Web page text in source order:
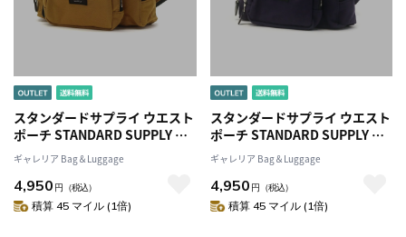
スタンダードサプライ ウエスト
ポーチ STANDARD SUPPLY ウ
エストバッグ SIMPLICITY
WAIST BAG ポーチ 斜めがけバ
ッグ ショルダー 斜めがけ 小さ
め ミニ 軽量 シンプル 日本製 ブ
ギャレリア Bag＆Luggage
4,950 円 （税込）
積算 45 マイル (1倍)
スタンダードサプライ ウエスト
ポーチ STANDARD SUPPLY ウ
エストバッグ SIMPLICITY
WAIST BAG ポーチ 斜めがけバ
ッグ ショルダー 斜めがけ 小さ
め ミニ 軽量 シンプル 日本製 ブ
ギャレリア Bag＆Luggage
4,950 円 （税込）
積算 45 マイル (1倍)